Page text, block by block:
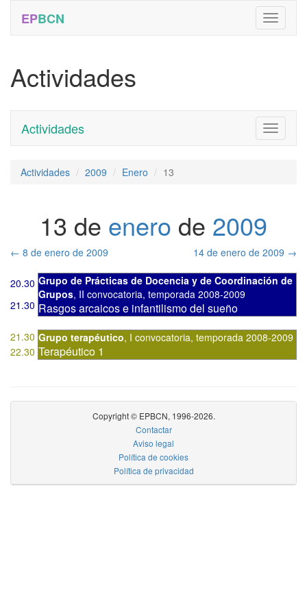
EPBCN
Actividades
Toggle
Actividades
Actividades 2009 Enero 13
13 de enero de 2009
← 8 de enero de 2009 14 de enero de 2009 →
20.30 Grupo de Prácticas de Docencia y de Coordinación de
Grupos, II convocatoria, temporada 2008-2009
Rasgos arcaicos e infantilismo del sueño
21.30
21.30 Grupo terapéutico, I convocatoria, temporada 2008-2009
Terapéutico 1
22.30
Copyright © EPBCN, 1996-2026.
Contactar
Aviso legal
Política de cookies
Política de privacidad